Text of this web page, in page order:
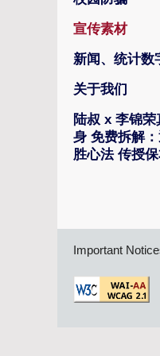
宣传素材
新闻、统计数
关于我们
陆叔 x 李锦荣
身 免费拆解
胜心法 传授
Important